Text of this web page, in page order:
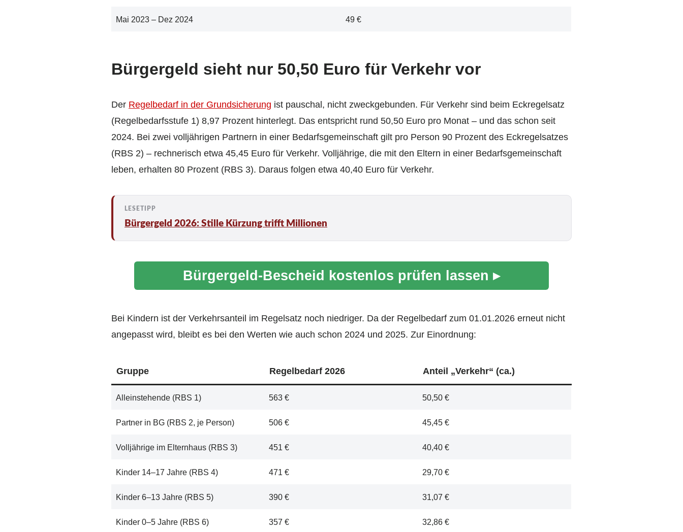
Mai 2023 – Dez 2024 49 €
Bürgergeld sieht nur 50,50 Euro für Verkehr vor
Der Regelbedarf in der Grundsicherung ist pauschal, nicht zweckgebunden. Für Verkehr sind beim Eckregelsatz
(Regelbedarfsstufe 1) 8,97 Prozent hinterlegt. Das entspricht rund 50,50 Euro pro Monat – und das schon seit
2024. Bei zwei volljährigen Partnern in einer Bedarfsgemeinschaft gilt pro Person 90 Prozent des Eckregelsatzes
(RBS 2) – rechnerisch etwa 45,45 Euro für Verkehr. Volljährige, die mit den Eltern in einer Bedarfsgemeinschaft
leben, erhalten 80 Prozent (RBS 3). Daraus folgen etwa 40,40 Euro für Verkehr.
Bürgergeld 2026: Stille Kürzung trifft Millionen
Bürgergeld-Bescheid kostenlos prüfen lassen ▸
Bei Kindern ist der Verkehrsanteil im Regelsatz noch niedriger. Da der Regelbedarf zum 01.01.2026 erneut nicht
angepasst wird, bleibt es bei den Werten wie auch schon 2024 und 2025. Zur Einordnung:
Gruppe Regelbedarf 2026 Anteil „Verkehr“ (ca.)
Alleinstehende (RBS 1) 563 € 50,50 €
Partner in BG (RBS 2, je Person) 506 € 45,45 €
Volljährige im Elternhaus (RBS 3) 451 € 40,40 €
Kinder 14–17 Jahre (RBS 4) 471 € 29,70 €
Kinder 6–13 Jahre (RBS 5) 390 € 31,07 €
Kinder 0–5 Jahre (RBS 6) 357 € 32,86 €